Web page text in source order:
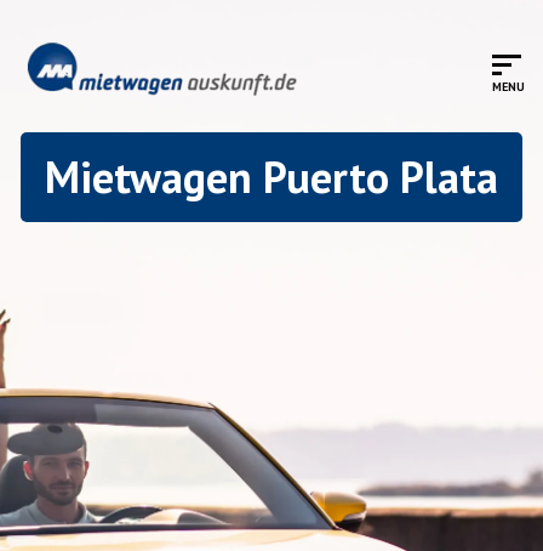
Mietwagen Puerto Plata